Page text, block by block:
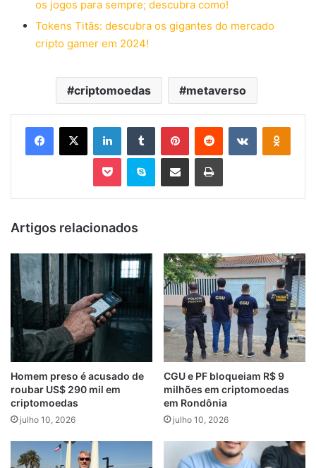
os jogos para sempre; descubra como!
Tokens Titãs: descubra os gigantes do mercado
cripto gamer em 2024!
criptomoedas metaverso
Facebook
X LinkedinTumblr PinterestReddit VK OK
Pocket Skype Compartilhar via e-mail Imprimir
Artigos relacionados
Homem preso é acusado de
roubar US$ 290 mil em
criptomoedas
julho 10, 2026
CGU e PF bloqueiam R$ 9
milhões em criptomoedas
em Rondônia
julho 10, 2026